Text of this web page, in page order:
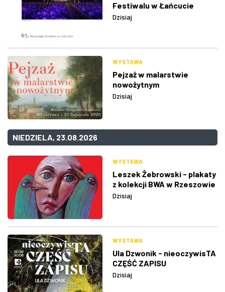
Festiwalu w Łańcucie
Dzisiaj
WYSTAWA
Pejzaż w malarstwie
nowożytnym
Dzisiaj
NIEDZIELA, 23.08.2026
WYSTAWA
Leszek Żebrowski - plakaty
z kolekcji BWA w Rzeszowie
Dzisiaj
WYSTAWA
Ula Dzwonik - nieoczywisTA
CZĘŚĆ ZAPISU
Dzisiaj